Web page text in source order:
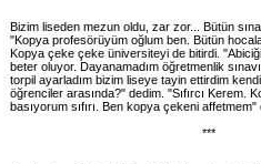
Bizim liseden mezun oldu, zar zor... Bütün
"Kopya profesörüyüm oğlum ben. Bütün
Kopya çeke çeke üniversiteyi de bitirdi.
beter oluyor. Dayanamadım öğretmenlik
torpil ayarladım bizim liseye tayin ettirdim
öğrenciler arasında?" dedim. "Sıfırcı Kerem.
basıyorum sıfırı. Ben kopya çekeni affetmem"
***